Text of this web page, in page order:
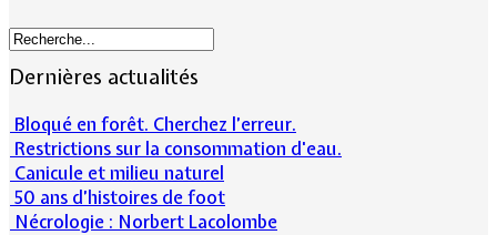
Dernières actualités
Bloqué en forêt. Cherchez l’erreur.
Restrictions sur la consommation d'eau.
Canicule et milieu naturel
50 ans d’histoires de foot
Nécrologie : Norbert Lacolombe